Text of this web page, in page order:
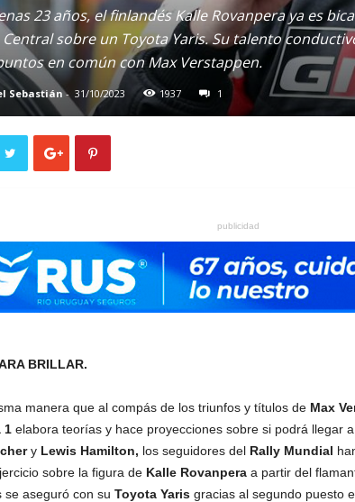
23 años, el finlandés Kalle Rovanpera ya es
sobre un Toyota Yaris. Su talento
en común con Max Verstappen.
Sebastián- 31/10/2023 1937 1
publicidad
BRILLAR.
manera que al compás de los triunfos y títulos de Max
1elabora teorías y hace proyecciones sobre si podrá llegar
yLewis Hamilton, los seguidores del Rally Mundial
sobre la figura de Kalle Rovanpera a partir del
se aseguró con su Toyota Yarisgracias al segundo puesto